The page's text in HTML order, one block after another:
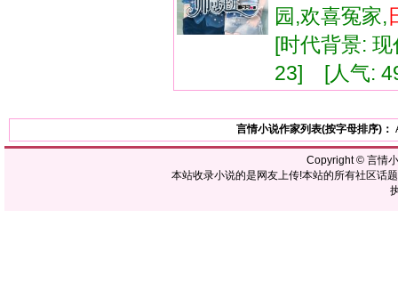
园,欢喜冤家,
[时代背景:
23] [人气:
言情小说作家列表(按字母排序)：
Copyright © 言情
本站收录小说的是网友上传!本站的所有社区话